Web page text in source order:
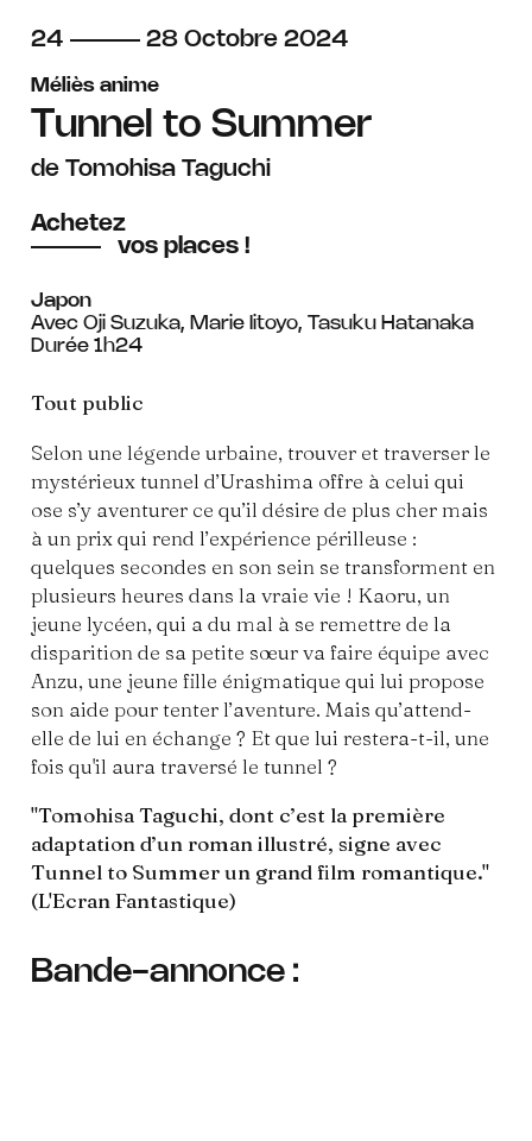
du
24 au
28 octobre
Octobre 2024
Méliès anime
Tunnel to Summer
de Tomohisa Taguchi
Achetez
vos places !
Japon
Avec Oji Suzuka, Marie Iitoyo, Tasuku Hatanaka
Durée 1h24
Tout public
Selon une légende urbaine, trouver et traverser le
mystérieux tunnel d’Urashima offre à celui qui
ose s’y aventurer ce qu’il désire de plus cher mais
à un prix qui rend l’expérience périlleuse :
quelques secondes en son sein se transforment en
plusieurs heures dans la vraie vie ! Kaoru, un
jeune lycéen, qui a du mal à se remettre de la
disparition de sa petite sœur va faire équipe avec
Anzu, une jeune fille énigmatique qui lui propose
son aide pour tenter l’aventure. Mais qu’attend-
elle de lui en échange ? Et que lui restera-t-il, une
fois qu'il aura traversé le tunnel ?
"Tomohisa Taguchi, dont c’est la première
adaptation d’un roman illustré, signe avec
Tunnel to Summer un grand film romantique."
(L'Ecran Fantastique)
Bande-annonce :